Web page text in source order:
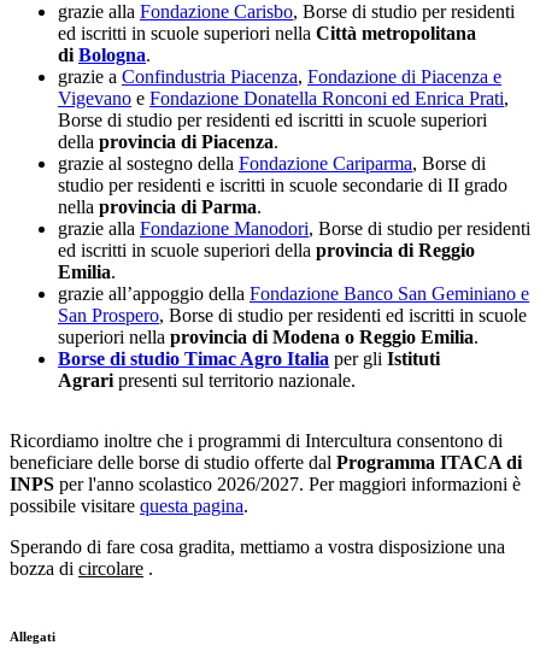
grazie alla Fondazione Carisbo, Borse di studio per residenti
ed iscritti in scuole superiori nella Città metropolitana
di Bologna.
grazie a Confindustria Piacenza, Fondazione di Piacenza e
Vigevano e Fondazione Donatella Ronconi ed Enrica Prati,
Borse di studio per residenti ed iscritti in scuole superiori
della provincia di Piacenza.
grazie al sostegno della Fondazione Cariparma, Borse di
studio per residenti e iscritti in scuole secondarie di II grado
nella provincia di Parma.
grazie alla Fondazione Manodori, Borse di studio per residenti
ed iscritti in scuole superiori della provincia di Reggio
Emilia.
grazie all’appoggio della Fondazione Banco San Geminiano e
San Prospero, Borse di studio per residenti ed iscritti in scuole
superiori nella provincia di Modena o Reggio Emilia.
Borse di studio Timac Agro Italia per gli Istituti
Agrari presenti sul territorio nazionale.
Ricordiamo inoltre che i programmi di Intercultura consentono di
beneficiare delle borse di studio offerte dal Programma ITACA di
INPS per l'anno scolastico 2026/2027. Per maggiori informazioni è
possibile visitare questa pagina.
Sperando di fare cosa gradita, mettiamo a vostra disposizione una
bozza di circolare .
Allegati